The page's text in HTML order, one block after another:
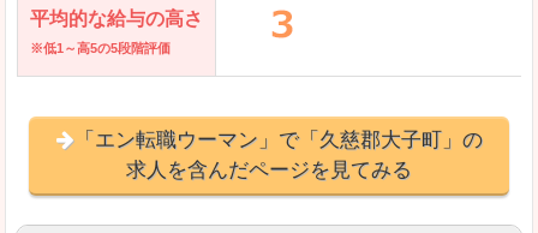
平均的な給与の高さ
※低1～高5の5段階評価
「エン転職ウーマン」で「久慈郡大子町」の
求人を含んだページを見てみる